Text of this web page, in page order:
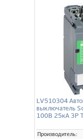
LV510304
выключатель
100B 25кА 3P
Производитель: